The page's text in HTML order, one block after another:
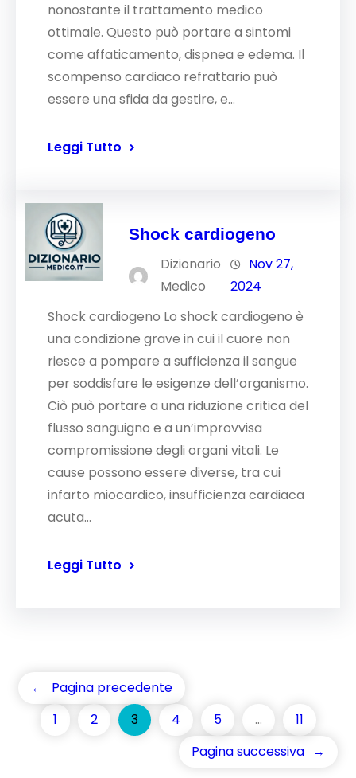
nonostante il trattamento medico
ottimale. Questo può portare a sintomi
come affaticamento, dispnea e edema. Il
scompenso cardiaco refrattario può
essere una sfida da gestire, e…
Leggi Tutto
Shock cardiogeno
Dizionario
Medico
Nov 27,
2024
Shock cardiogeno Lo shock cardiogeno è
una condizione grave in cui il cuore non
riesce a pompare a sufficienza il sangue
per soddisfare le esigenze dell’organismo.
Ciò può portare a una riduzione critica del
flusso sanguigno e a un’improvvisa
compromissione degli organi vitali. Le
cause possono essere diverse, tra cui
infarto miocardico, insufficienza cardiaca
acuta…
Leggi Tutto
←
Pagina precedente
1
2 3 4 5 …
11
Pagina successiva →